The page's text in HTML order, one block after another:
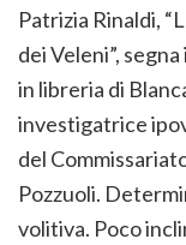
Patrizia Rinaldi,
dei Veleni”,
in libreria di
investigatrice
del
Pozzuoli.
volitiva. Poco